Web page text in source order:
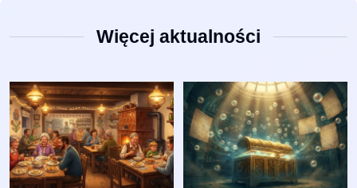
Więcej aktualności